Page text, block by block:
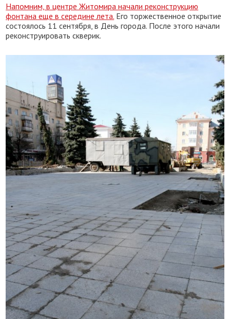
Напомним, в центре Житомира начали реконструкцию
фонтана еще в середине лета. Его торжественное открытие
состоялось 11 сентября, в День города. После этогоначали
реконструировать скверик.